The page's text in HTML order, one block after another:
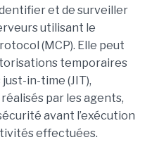
et de surveiller
utilisant le
(MCP). Elle peut
temporaires
just-in-time (JIT),
par les agents,
avant l’exécution
effectuées.